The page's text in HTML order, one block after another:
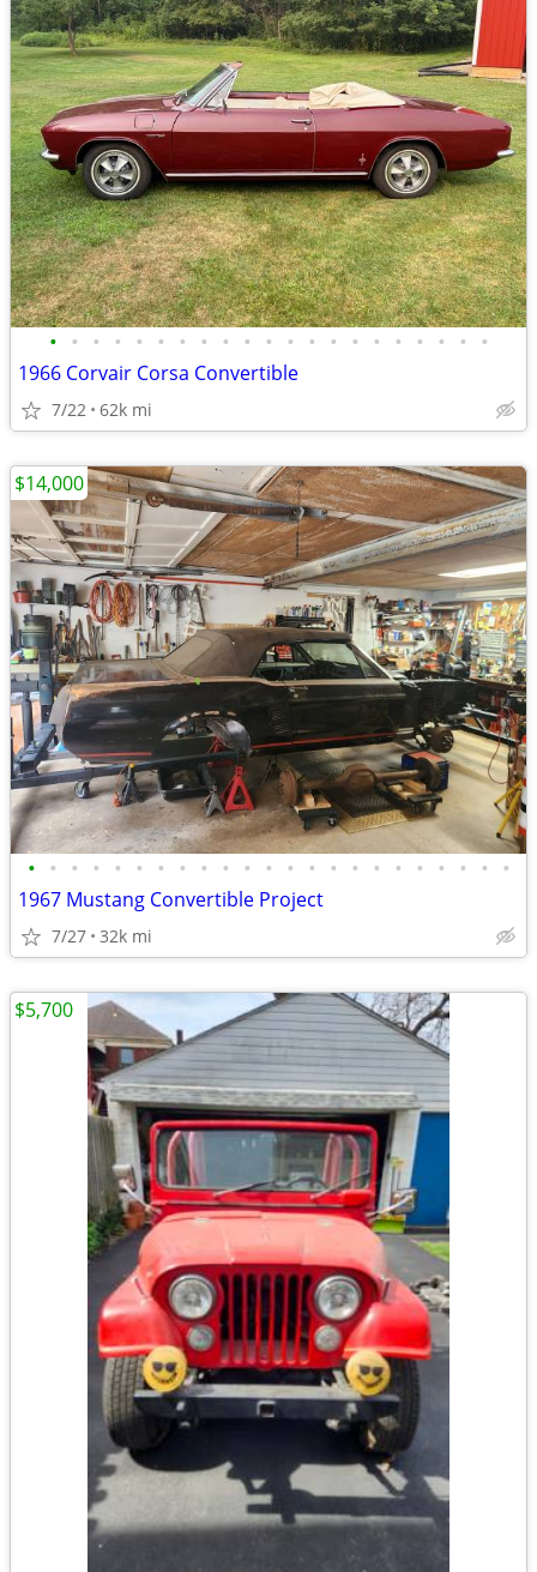
• • • • • • • • • • • • • • • • • • • • •
1966 Corvair Corsa Convertible
7/22 62k mi
• • • • • • • • • • • • • • • • • • • • • • •
1967 Mustang Convertible Project
7/27 32k mi
$14,000
$5,700